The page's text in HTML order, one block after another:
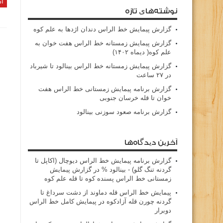
نوشته‌های تازه
گزارش پیمایش خط الراس دندان اژدها به علم کوه
گزارش پیمایش زمستانه خط الراس هفت خوان به
علم کوه( دیماه ۱۴۰۲)
گزارش پیمایش زمستانه خط الراس بینالود تا شیرباد
در ۲۷ ساعت
گزارش برنامه پیمایش زمستانی خط الراس هفت
خوان تا قله خرسان جنوبی
گزارش برنامه صعود سوزنی بینالود
آخرین دیدگاه‌ها
گزارش برنامه پيمايش خط الراس ديوچال (اكاپل تا
گردنه تنگ گلو) - بينالود % درگزارش پیمایش
زمستانی خط الراس پسنده کوه تا قله علم کوه
پيمايش خط الراس قله دماوند از دشت سرداغ تا
گردنه چورن قله آزادكوه در پیمایش کامل خط الراس
دوبرار